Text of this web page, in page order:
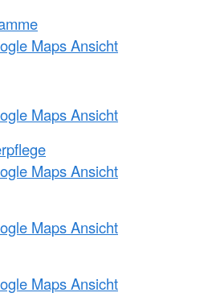
Maps Ansicht
Maps Ansicht
Maps Ansicht
Maps Ansicht
Maps Ansicht